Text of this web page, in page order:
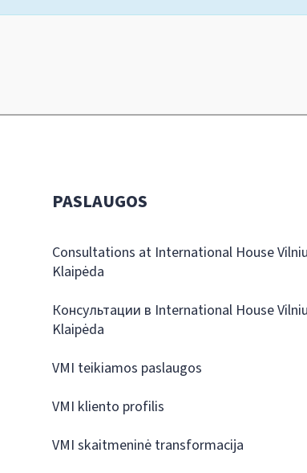
PASLAUGOS
Consultations at International House
Klaipėda
Консультации в International House
Klaipėda
VMI teikiamos paslaugos
VMI kliento profilis
VMI skaitmeninė transformacija